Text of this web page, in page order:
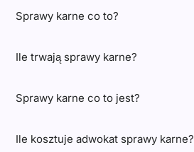
Sprawy karne co to?
Ile trwają sprawy karne?
Sprawy karne co to jest?
Ile kosztuje adwokat sprawy karne?